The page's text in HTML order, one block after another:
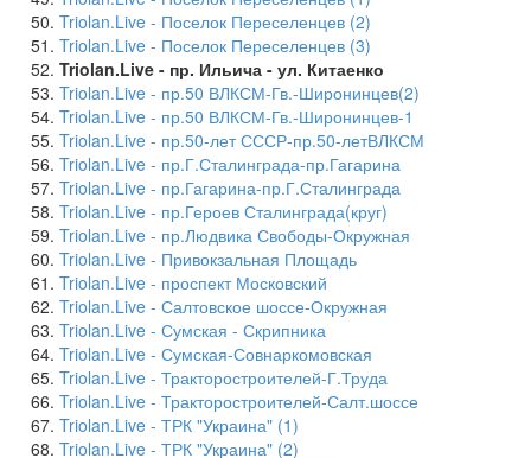
Triolan.Live - Поселок Переселенцев (2)
Triolan.Live - Поселок Переселенцев (3)
Triolan.Live - пр. Ильича - ул. Китаенко
Triolan.Live - пр.50 ВЛКСМ-Гв.-Широнинцев(2)
Triolan.Live - пр.50 ВЛКСМ-Гв.-Широнинцев-1
Triolan.Live - пр.50-лет СССР-пр.50-летВЛКСМ
Triolan.Live - пр.Г.Сталинграда-пр.Гагарина
Triolan.Live - пр.Гагарина-пр.Г.Сталинграда
Triolan.Live - пр.Героев Сталинграда(круг)
Triolan.Live - пр.Людвика Свободы-Окружная
Triolan.Live - Привокзальная Площадь
Triolan.Live - проспект Московский
Triolan.Live - Салтовское шоссе-Окружная
Triolan.Live - Сумская - Скрипника
Triolan.Live - Сумская-Совнаркомовская
Triolan.Live - Тракторостроителей-Г.Труда
Triolan.Live - Тракторостроителей-Салт.шоссе
Triolan.Live - ТРК "Украина" (1)
Triolan.Live - ТРК "Украина" (2)